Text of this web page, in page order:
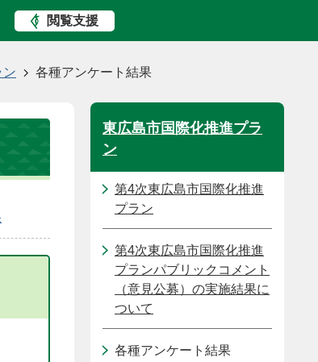
閲覧支援
ン 各種アンケート結果
東広島市国際化推進プラ
ン
第4次東広島市国際化推進
プラン
第4次東広島市国際化推進
プランパブリックコメント
（意見公募）の実施結果に
ついて
各種アンケート結果